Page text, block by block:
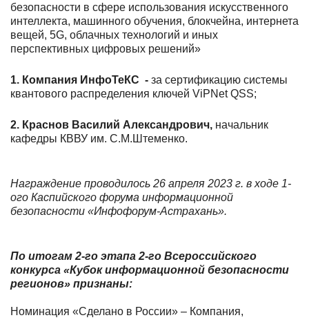
безопасности в сфере использования искусственного
интеллекта, машинного обучения, блокчейна, интернета
вещей, 5G, облачных технологий и иных
перспективных цифровых решений»
1. Компания ИнфоТеКС - за сертификацию системы
квантового распределения ключей ViPNet QSS;
2. Краснов Василий Александрович, начальник
кафедры КВВУ им. С.М.Штеменко.
Награждение проводилось 26 апреля 2023 г. в ходе 1-
ого Каспийского форума информационной
безопасности «Инфофорум-Астрахань».
По итогам 2-го этапа 2-го Всероссийского
конкурса «Кубок информационной безопасности
регионов» признаны:
Номинация «Сделано в России» – Компания,